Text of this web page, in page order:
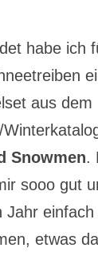
habe ich
aus dem
Snowmen.
sooo gut
Jahr
etwas